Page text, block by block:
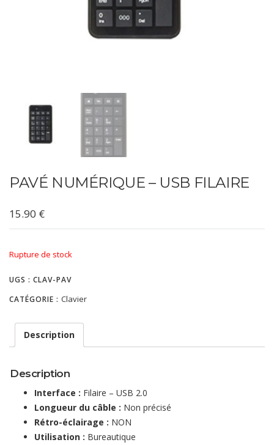
PAVÉ NUMÉRIQUE – USB FILAIRE
15.90 €
Rupture de stock
UGS : CLAV-PAV
CATÉGORIE : Clavier
Description
Description
Interface : Filaire – USB 2.0
Longueur du câble : Non précisé
Rétro-éclairage : NON
Utilisation : Bureautique